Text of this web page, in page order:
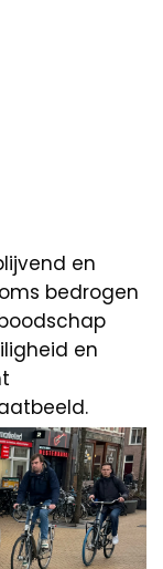
en
bedrogen
en